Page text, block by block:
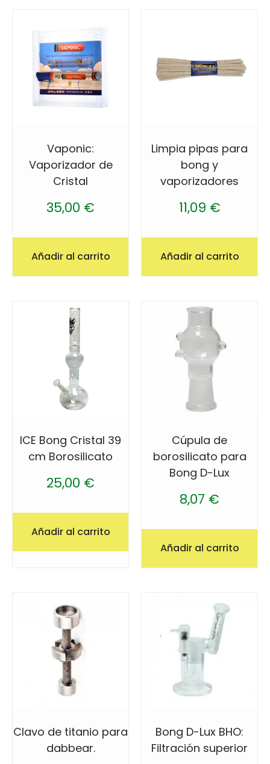
Vaponic:
Vaporizador de
Cristal
35,00 €
Añadir al carrito
Limpia pipas para
bong y
vaporizadores
11,09 €
Añadir al carrito
ICE Bong Cristal 39
cm Borosilicato
25,00 €
Añadir al carrito
Cúpula de
borosilicato para
Bong D-Lux
8,07 €
Añadir al carrito
Clavo de titanio para
dabbear.
Bong D-Lux BHO:
Filtración superior